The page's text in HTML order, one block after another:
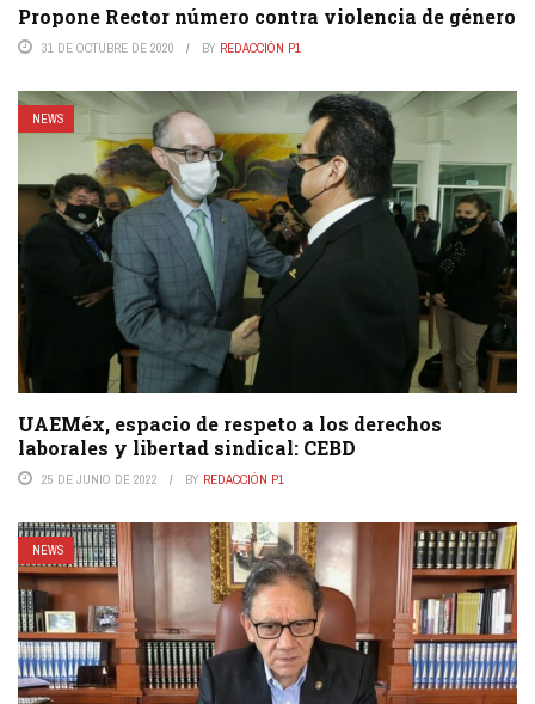
Propone Rector número contra violencia de género
31 DE OCTUBRE DE 2020 BY REDACCIÓN P1
NEWS
UAEMéx, espacio de respeto a los derechos
laborales y libertad sindical: CEBD
25 DE JUNIO DE 2022 BY REDACCIÓN P1
NEWS